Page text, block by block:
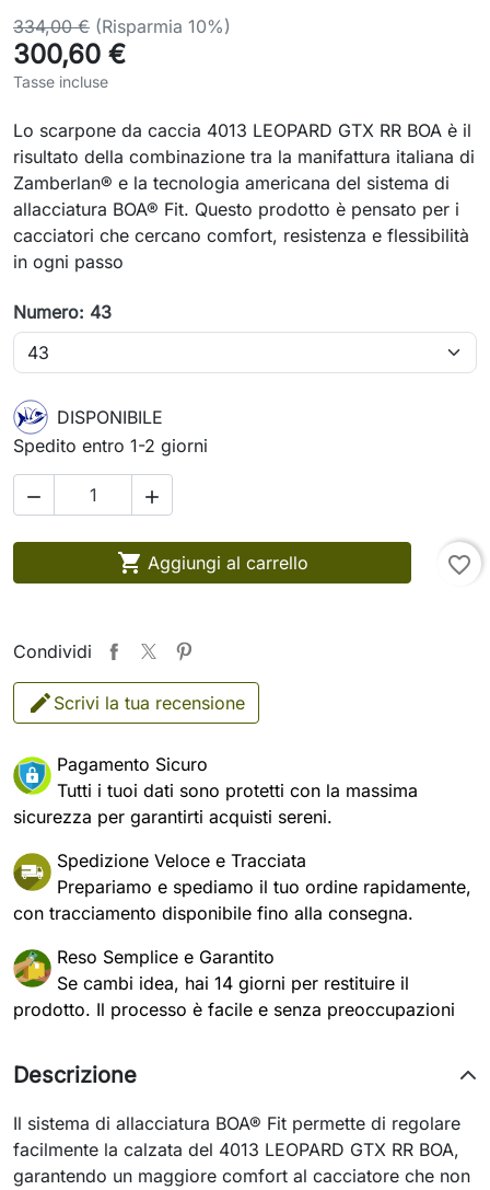
334,00 € (Risparmia 10%)
300,60 €
Tasse incluse
Lo scarpone da caccia 4013 LEOPARD GTX RR BOA è il
risultato della combinazione tra la manifattura italiana di
Zamberlan® e la tecnologia americana del sistema di
allacciatura BOA® Fit. Questo prodotto è pensato per i
cacciatori che cercano comfort, resistenza e flessibilità
in ogni passo
Numero: 43
DISPONIBILE
Spedito entro 1-2 giorni
 
 Aggiungi al carrello favorite_border
Condividi
Scrivi la tua recensione
Pagamento Sicuro
Tutti i tuoi dati sono protetti con la massima
sicurezza per garantirti acquisti sereni.
Spedizione Veloce e Tracciata
Prepariamo e spediamo il tuo ordine rapidamente,
con tracciamento disponibile fino alla consegna.
Reso Semplice e Garantito
Se cambi idea, hai 14 giorni per restituire il
prodotto. Il processo è facile e senza preoccupazioni
Descrizione
Il sistema di allacciatura BOA® Fit permette di regolare
facilmente la calzata del 4013 LEOPARD GTX RR BOA,
garantendo un maggiore comfort al cacciatore che non